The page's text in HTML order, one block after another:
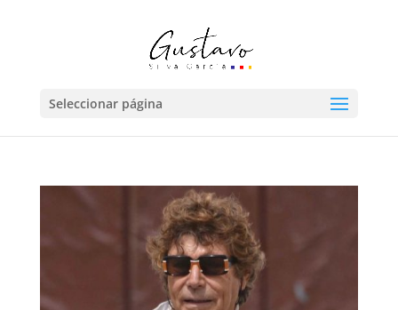
Seleccionar página